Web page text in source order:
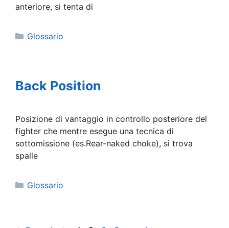
anteriore, si tenta di
Categorie
Glossario
Back Position
Posizione di vantaggio in controllo posteriore del
fighter che mentre esegue una tecnica di
sottomissione (es.Rear-naked choke), si trova
spalle
Categorie
Glossario